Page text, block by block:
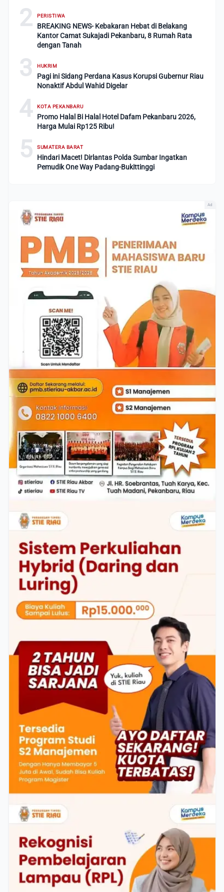
2 PERISTIWA
BREAKING NEWS- Kebakaran Hebat di Belakang
Kantor Camat Sukajadi Pekanbaru, 8 Rumah Rata
dengan Tanah
3 HUKRIM
Pagi ini Sidang Perdana Kasus Korupsi Gubernur Riau
Nonaktif Abdul Wahid Digelar
4 KOTA PEKANBARU
Promo Halal Bi Halal Hotel Dafam Pekanbaru 2026,
Harga Mulai Rp125 Ribu!
5 SUMATERA BARAT
Hindari Macet! Dirlantas Polda Sumbar Ingatkan
Pemudik One Way Padang-Bukittinggi
Ad